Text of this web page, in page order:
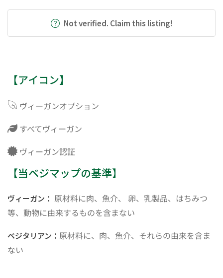
Not verified. Claim this listing!
【アイコン】
ヴィーガンオプション
すべてヴィーガン
ヴィーガン認証
【当ベジマップの基準】
ヴィーガン： 原材料に肉、魚介、 卵、乳製品、はちみつ
等、動物に由来するものを含まない
ベジタリアン： 原材料に、肉、魚介、それらの由来を含ま
ない